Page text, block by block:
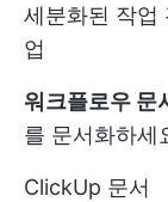
세분화된 작업
업
워크플로우 문
를 문서화하세
ClickUp 문서